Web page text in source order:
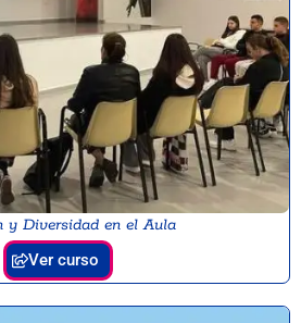
y Diversidad en el Aula
Ver curso